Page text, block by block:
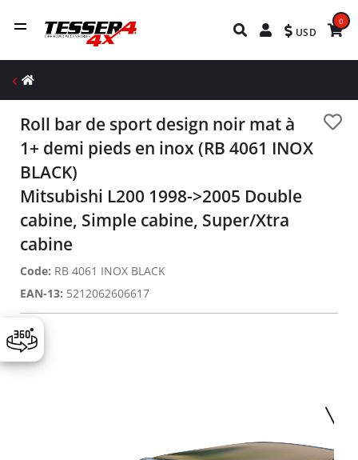
USD
0
Roll bar de sport design noir mat à
1+ demi pieds en inox (RB 4061 INOX
BLACK)
Mitsubishi L200 1998->2005 Double
cabine, Simple cabine, Super/Xtra
cabine
Code: RB 4061 INOX BLACK
EAN-13: 5212062606617